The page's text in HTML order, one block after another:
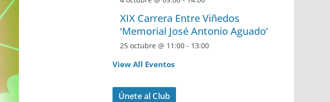
XIX Carrera Entre Viñedos
‘Memorial José Antonio Aguado’
25 octubre @ 11:00 - 13:00
View All Eventos
Únete al Club